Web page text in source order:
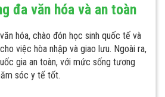
đa văn hóa và an toàn
hóa, chào đón học sinh quốc tế và
việc hòa nhập và giao lưu. Ngoài ra,
gia an toàn, với mức sống tương
sóc y tế tốt.